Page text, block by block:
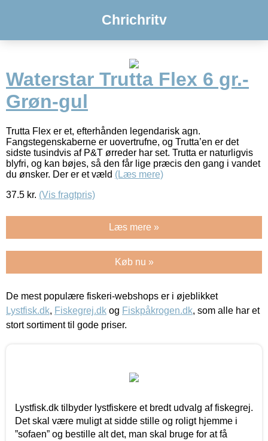
Chrichritv
Waterstar Trutta Flex 6 gr.-
Grøn-gul
Trutta Flex er et, efterhånden legendarisk agn.
Fangstegenskaberne er uovertrufne, og Trutta’en er det
sidste tusindvis af P&T ørreder har set. Trutta er naturligvis
blyfri, og kan bøjes, så den får lige præcis den gang i vandet
du ønsker. Der er et væld (Læs mere)
37.5 kr. (Vis fragtpris)
Læs mere »
Køb nu »
De mest populære fiskeri-webshops er i øjeblikket
Lystfisk.dk, Fiskegrej.dk og Fiskpåkrogen.dk, som alle har et
stort sortiment til gode priser.
Lystfisk.dk tilbyder lystfiskere et bredt udvalg af fiskegrej.
Det skal være muligt at sidde stille og roligt hjemme i
”sofaen” og bestille alt det, man skal bruge for at få